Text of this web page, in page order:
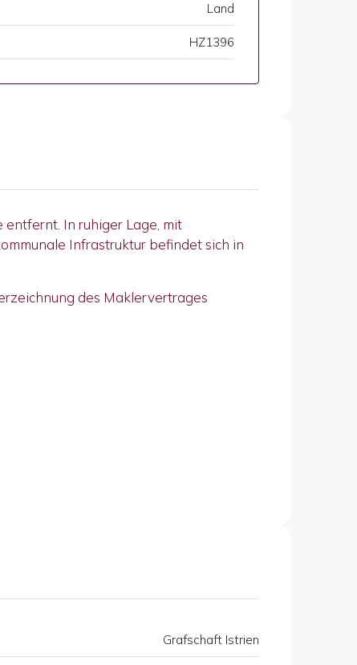
Land
HZ1396
entfernt. In ruhiger Lage, mit
Infrastruktur befindet sich in
des Maklervertrages
Grafschaft Istrien